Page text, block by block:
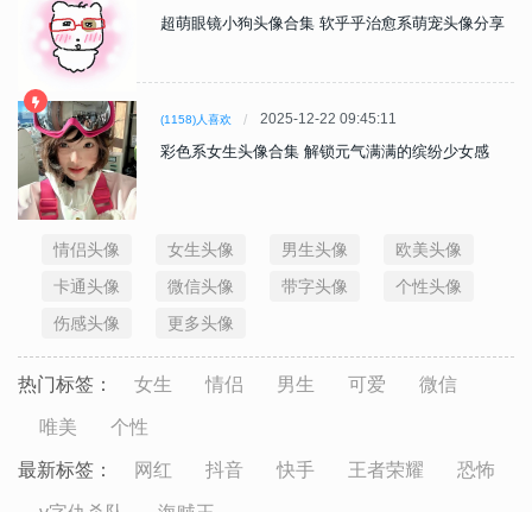
超萌眼镜小狗头像合集 软乎乎治愈系萌宠头像分享
(1158)人喜欢 2025-12-22 09:45:11
彩色系女生头像合集 解锁元气满满的缤纷少女感
情侣头像 女生头像 男生头像
欧美头像
卡通头像
微信头像 带字头像
个性头像
伤感头像
更多头像
热门标签： 女生 情侣 男生 可爱 微信
唯美 个性
最新标签： 网红 抖音 快手 王者荣耀 恐怖